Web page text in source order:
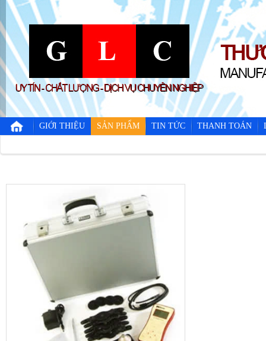
GIỚI THIỆU SẢN PHẨM TIN TỨC THANH TOÁN